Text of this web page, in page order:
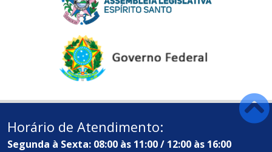
Horário de Atendimento:
Segunda à Sexta: 08:00 às 11:00 / 12:00 às 16:00